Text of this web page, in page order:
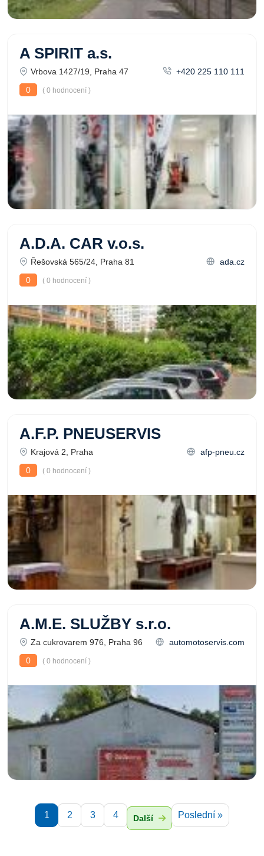
A SPIRIT a.s.
Vrbova 1427/19, Praha 47
+420 225 110 111
0
( 0 hodnocení )
A.D.A. CAR v.o.s.
Řešovská 565/24, Praha 81
ada.cz
0
( 0 hodnocení )
A.F.P. PNEUSERVIS
Krajová 2, Praha
afp-pneu.cz
0
( 0 hodnocení )
A.M.E. SLUŽBY s.r.o.
Za cukrovarem 976, Praha 96
automotoservis.com
0
( 0 hodnocení )
1 2 3 4 Další Poslední »